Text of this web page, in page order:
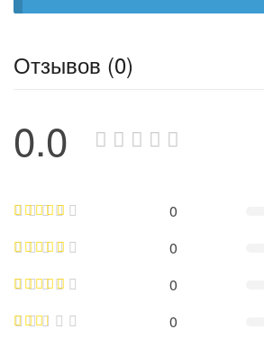
Отзывов (0)
0.0
0
0
0
0